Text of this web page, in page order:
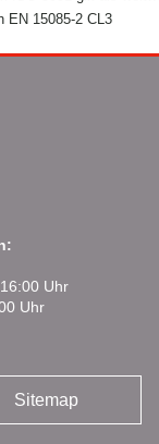
EN 15085-2 CL3
Uhr
Uhr
Sitemap